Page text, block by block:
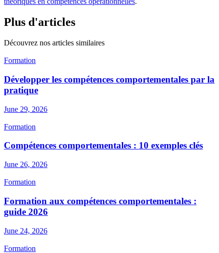
Plus d'articles
Découvrez nos articles similaires
Formation
Développer les compétences comportementales par la
pratique
June 29, 2026
Formation
Compétences comportementales : 10 exemples clés
June 26, 2026
Formation
Formation aux compétences comportementales :
guide 2026
June 24, 2026
Formation